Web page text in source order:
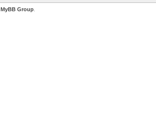
MyBB Group.